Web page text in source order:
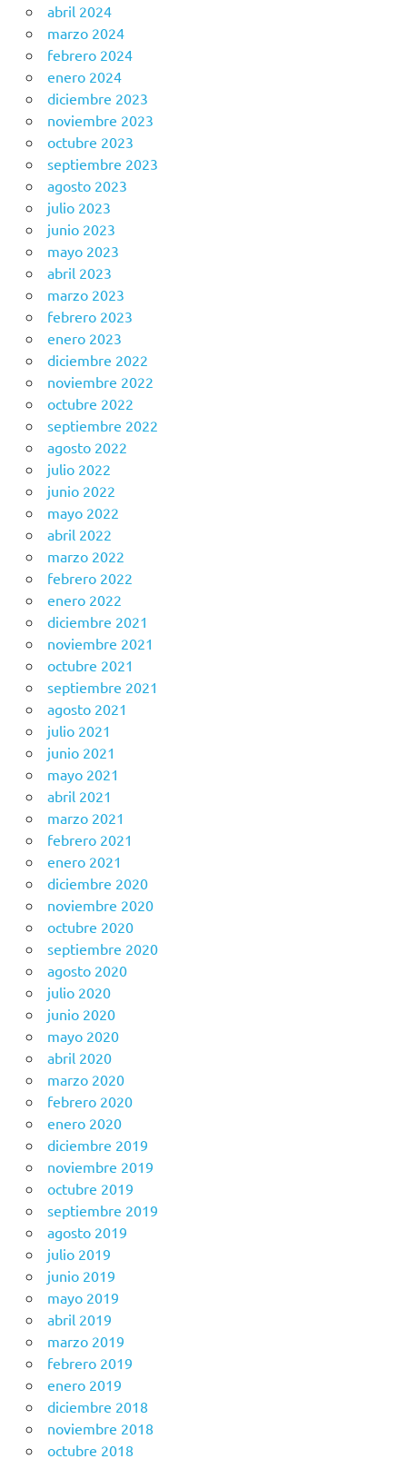
abril 2024
marzo 2024
febrero 2024
enero 2024
diciembre 2023
noviembre 2023
octubre 2023
septiembre 2023
agosto 2023
julio 2023
junio 2023
mayo 2023
abril 2023
marzo 2023
febrero 2023
enero 2023
diciembre 2022
noviembre 2022
octubre 2022
septiembre 2022
agosto 2022
julio 2022
junio 2022
mayo 2022
abril 2022
marzo 2022
febrero 2022
enero 2022
diciembre 2021
noviembre 2021
octubre 2021
septiembre 2021
agosto 2021
julio 2021
junio 2021
mayo 2021
abril 2021
marzo 2021
febrero 2021
enero 2021
diciembre 2020
noviembre 2020
octubre 2020
septiembre 2020
agosto 2020
julio 2020
junio 2020
mayo 2020
abril 2020
marzo 2020
febrero 2020
enero 2020
diciembre 2019
noviembre 2019
octubre 2019
septiembre 2019
agosto 2019
julio 2019
junio 2019
mayo 2019
abril 2019
marzo 2019
febrero 2019
enero 2019
diciembre 2018
noviembre 2018
octubre 2018